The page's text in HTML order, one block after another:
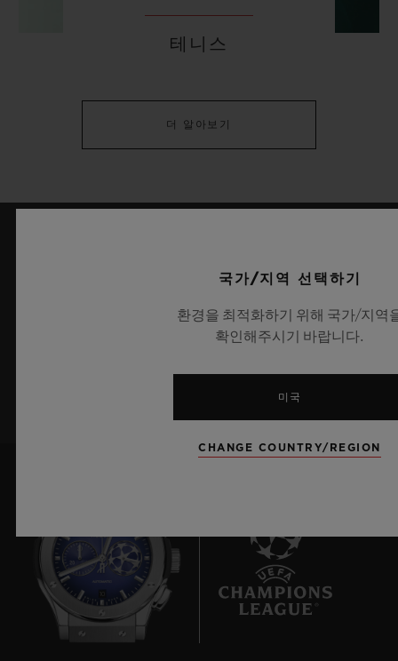
테니스
더 알아보기
국가/지역 선택하기
환경을 최적화하기 위해 국가/지역
확인해주시기 바랍니다.
미국
CHANGE COUNTRY/REGION